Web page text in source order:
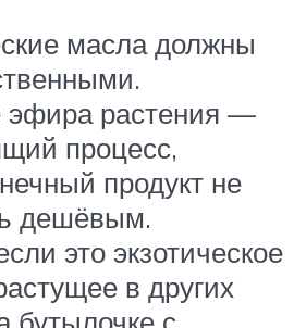
масла должны
эфира растения —
процесс,
продукт не
дешёвым.
это экзотическое
в других